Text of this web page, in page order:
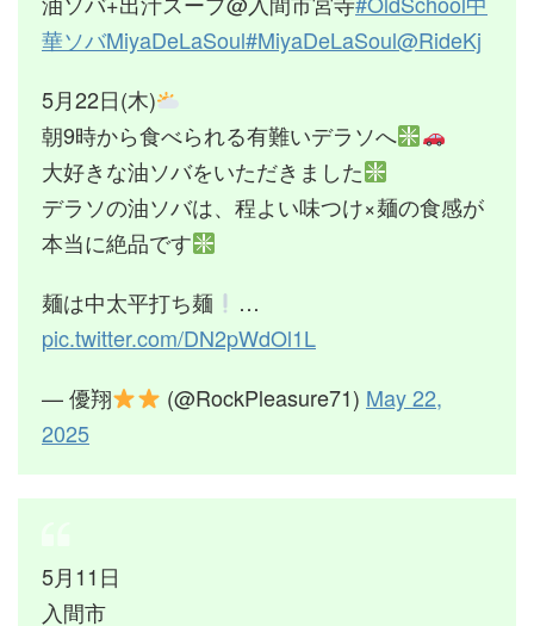
華ソバMiyaDeLaSoul#MiyaDeLaSoul@RideKj
5月22日(木)
朝9時から食べられる有難いデラソへ
大好きな油ソバをいただきました
デラソの油ソバは、程よい味つけ×麺の食感が
本当に絶品です
麺は中太平打ち麺
…
pic.twitter.com/DN2pWdOl1L
— 優翔
(@RockPleasure71) May 22,
2025
5月11日
入間市